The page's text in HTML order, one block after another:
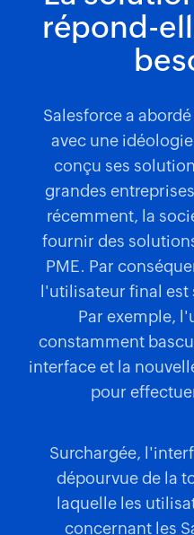
répond-
Salesforce a
avec une
conçu ses
grandes
récemment, la
fournir des
PME. Par
l'utilisateur final est
Par exemple,
constamment
interface et la
pour
Surchargée,
dépourvue de la
laquelle les
concernant les